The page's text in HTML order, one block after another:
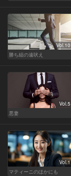
Vol.10
勝ち組の遠吠え
Vol.5
悪妻
Vol.1
マティーニのほかにも